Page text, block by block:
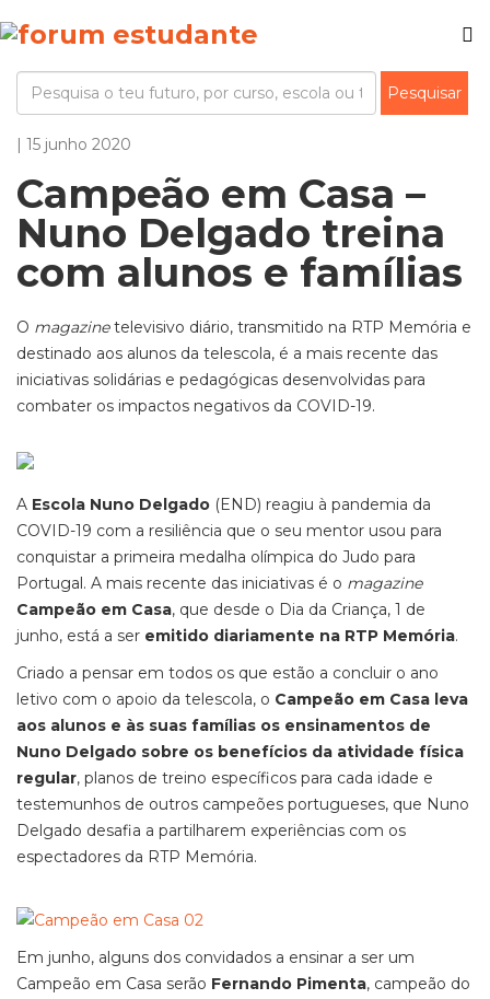
| 15 junho 2020
Campeão em Casa –
Nuno Delgado treina
com alunos e famílias
O magazinetelevisivo diário, transmitido na RTP Memória e
destinado aos alunos da telescola, é a mais recente das
iniciativas solidárias e pedagógicas desenvolvidas para
combater os impactos negativos da COVID-19.
A Escola Nuno Delgado (END) reagiu à pandemia da
COVID-19 com a resiliência que o seu mentor usou para
conquistar a primeira medalha olímpica do Judo para
Portugal. A mais recente das iniciativas é o magazine
Campeão em Casa, que desde o Dia da Criança, 1 de
junho, está a ser emitido diariamente na RTP Memória.
Criado a pensar em todos os que estão a concluir o ano
letivo com o apoio da telescola, o Campeão em Casa leva
aos alunos e às suas famílias os ensinamentos de
Nuno Delgado sobre os benefícios da atividade física
regular, planos de treino específicos para cada idade e
testemunhos de outros campeões portugueses, que Nuno
Delgado desafia a partilharem experiências com os
espectadores da RTP Memória.
Em junho, alguns dos convidados a ensinar a ser um
Campeão em Casa serão Fernando Pimenta, campeão do